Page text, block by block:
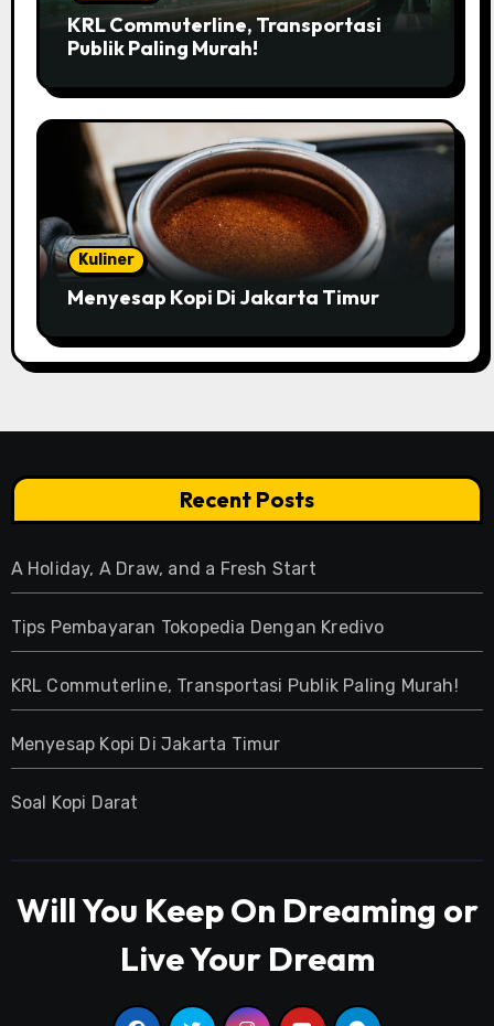
KRL Commuterline, Transportasi
Publik Paling Murah!
Kuliner
Menyesap Kopi Di Jakarta Timur
Recent Posts
A Holiday, A Draw, and a Fresh Start
Tips Pembayaran Tokopedia Dengan Kredivo
KRL Commuterline, Transportasi Publik Paling Murah!
Menyesap Kopi Di Jakarta Timur
Soal Kopi Darat
Will You Keep On Dreaming or
Live Your Dream